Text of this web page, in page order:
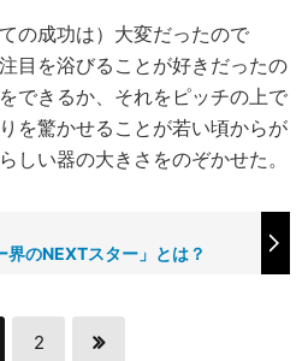
の成功は）大変だったので
目を浴びることが好きだったの
できるか、それをピッチの上で
を驚かせることが若い頃からが
しい器の大きさをのぞかせた。
のNEXTスター」とは？
2